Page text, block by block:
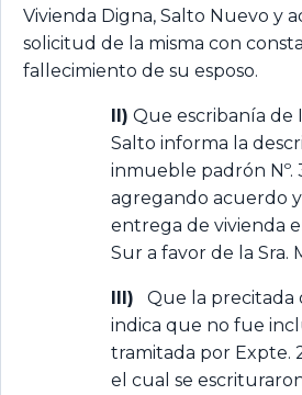
Vivienda Digna, Salto Nuevo y
solicitud de la misma con
fallecimiento de su esposo.
II) Que escribanía de
Salto informa la
inmueble padrón Nº.
agregando acuerdo
entrega de vivienda
Sur a favor de la Sra.
III) Que la precitada
indica que no fue
tramitada por Expte.
el cual se